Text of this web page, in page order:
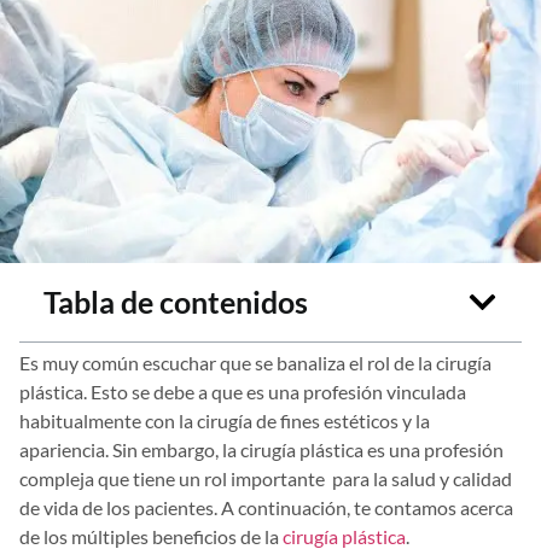
Tabla de contenidos
Es muy común escuchar que se banaliza el rol de la cirugía
plástica. Esto se debe a que es una profesión vinculada
habitualmente con la cirugía de fines estéticos y la
apariencia. Sin embargo, la cirugía plástica es una profesión
compleja que tiene un rol importante para la salud y calidad
de vida de los pacientes. A continuación, te contamos acerca
de los múltiples beneficios de la cirugía plástica